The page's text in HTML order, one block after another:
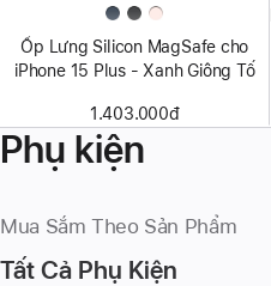
Ốp Lưng Silicon MagSafe cho
iPhone 15 Plus - Xanh Giông Tố
1.403.000đ
Phụ kiện
Mua Sắm Theo Sản Phẩm
Tất Cả Phụ Kiện